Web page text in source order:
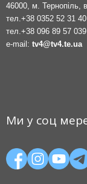
46000, м. Тернопіль,
тел. +38 0352 52 31 40
тел. +38 096 89 57 039
e-mail: tv4@tv4.te.ua
Ми у соц